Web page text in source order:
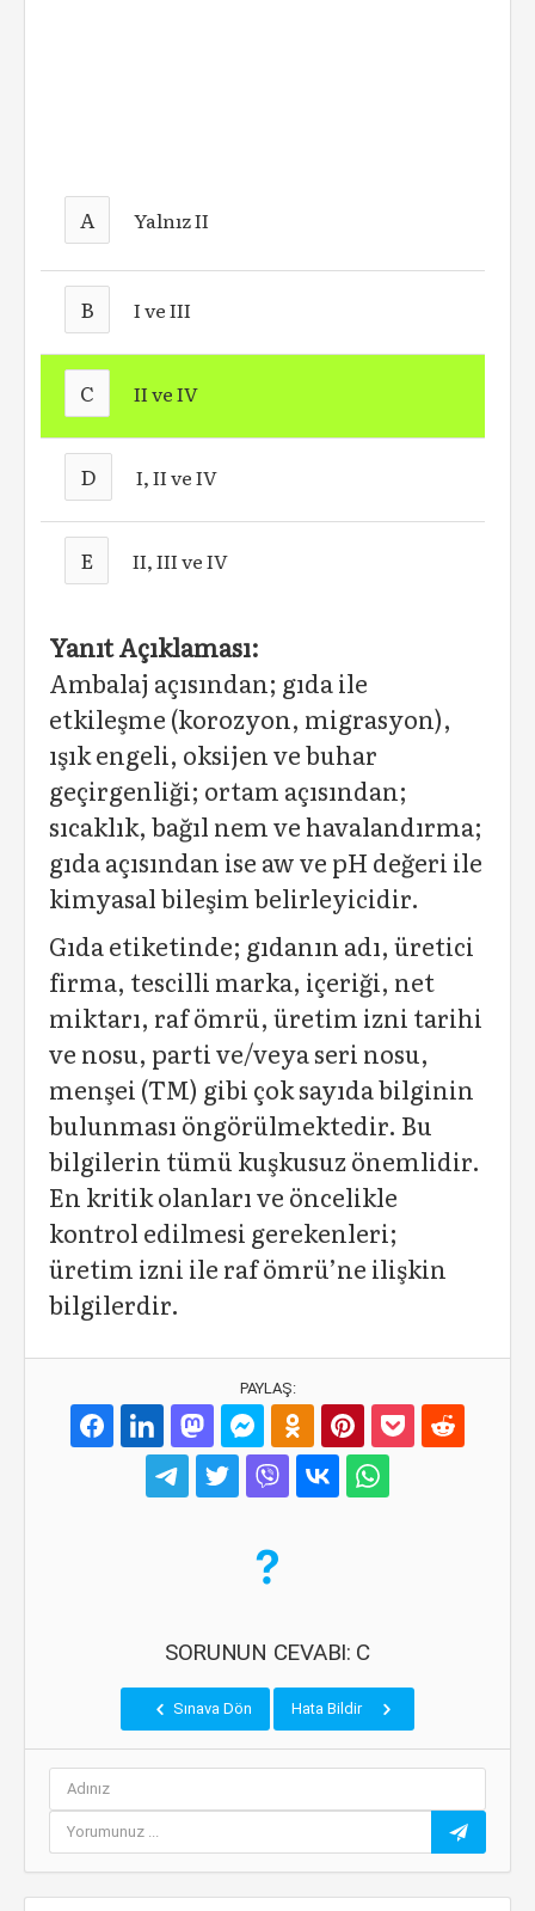
A Yalnız II
B I ve III
C II ve IV
D I, II ve IV
E II, III ve IV
Yanıt Açıklaması:
Ambalaj açısından; gıda ile
etkileşme (korozyon, migrasyon),
ışık engeli, oksijen ve buhar
geçirgenliği; ortam açısından;
sıcaklık, bağıl nem ve havalandırma;
gıda açısından ise aw ve pH değeri ile
kimyasal bileşim belirleyicidir.
Gıda etiketinde; gıdanın adı, üretici
firma, tescilli marka, içeriği, net
miktarı, raf ömrü, üretim izni tarihi
ve nosu, parti ve/veya seri nosu,
menşei (TM) gibi çok sayıda bilginin
bulunması öngörülmektedir. Bu
bilgilerin tümü kuşkusuz önemlidir.
En kritik olanları ve öncelikle
kontrol edilmesi gerekenleri;
üretim izni ile raf ömrü’ne ilişkin
bilgilerdir.
PAYLAŞ:
SORUNUN CEVABI: C
Sınava Dön Hata Bildir